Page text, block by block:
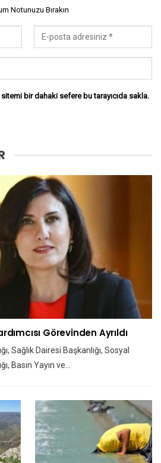
Notunuzu Bırakın
sitemi bir dahaki sefere bu tarayıcıda sakla.
Görevinden Ayrıldı
Sağlık Dairesi Başkanlığı, Sosyal
Basın Yayın ve…